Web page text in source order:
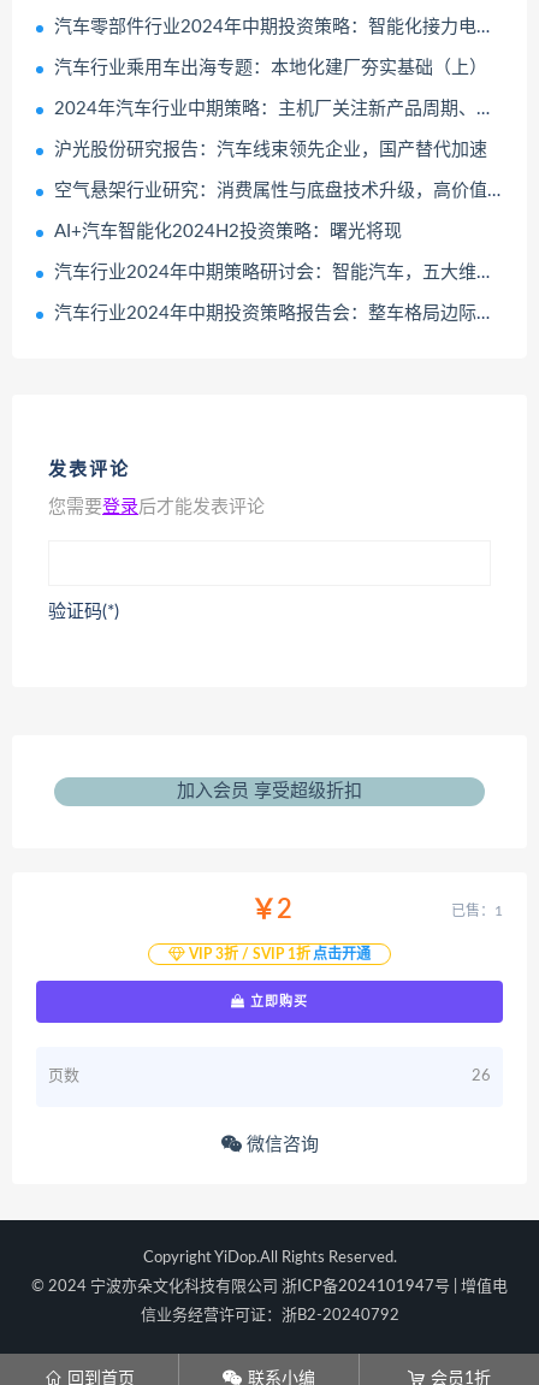
汽车零部件行业2024年中期投资策略：智能化接力电动化全球化从1到100
汽车行业乘用车出海专题：本地化建厂夯实基础（上）
2024年汽车行业中期策略：主机厂关注新产品周期、汽零关注盈利改善公司
沪光股份研究报告：汽车线束领先企业，国产替代加速
空气悬架行业研究：消费属性与底盘技术升级，高价值量与低渗透率的优质赛道
AI+汽车智能化2024H2投资策略：曙光将现
汽车行业2024年中期策略研讨会：智能汽车，五大维度打造日益坚固的生态护城河
汽车行业2024年中期投资策略报告会：整车格局边际改善、重卡景气持续修复
发表评论
您需要登录后才能发表评论
验证码(*)
加入会员 享受超级折扣
￥2
VIP 3折 / SVIP 1折 点击开通
已售：1
立即购买
页数 26
微信咨询
Copyright YiDop.All Rights Reserved.
© 2024 宁波亦朵文化科技有限公司 浙ICP备2024101947号 | 增值电
信业务经营许可证：浙B2-20240792
󦃑 回到首页 󦘑 联系小编 󦞡 会员1折